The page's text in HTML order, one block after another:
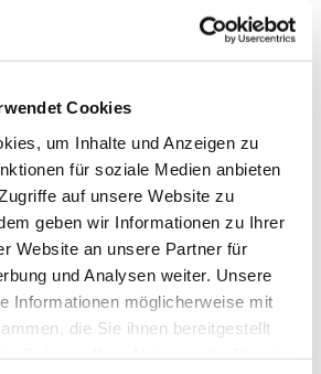
Cookies
um Inhalte und Anzeigen zu
für soziale Medien anbieten
auf unsere Website zu
geben wir Informationen zu Ihrer
Website an unsere Partner für
und Analysen weiter. Unsere
Informationen möglicherweise mit
die Sie ihnen bereitgestellt
Selbstliebe, Selbstbewusstsein
Feindseligkeit.
oder beruflichen Problemen,
Leistungsstress.
hilfst, aber Dir Selbst nicht helfen
mit Deiner Abgrenzung, Ausgrenzung
Kommunikationsproblemen und
Mangels in allen Lebensbereichen.
Ich bin hier falsch oder Ich will nicht